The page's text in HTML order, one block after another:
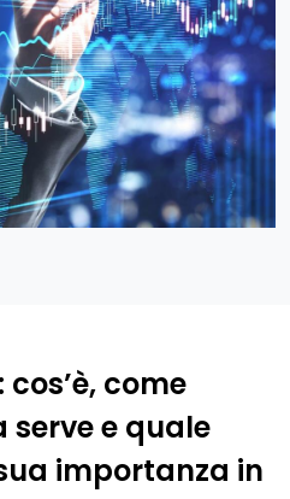
come
serve e quale
importanza in